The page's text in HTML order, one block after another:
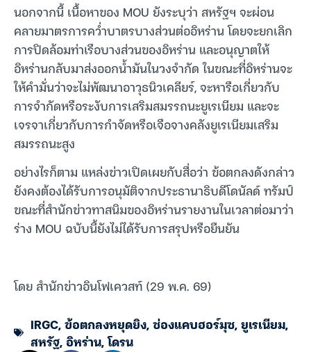
นอกจากนี้ เนื้อหาของ MOU ยังระบุว่า สหรัฐฯ จะผ่อน
คลายมาตรการคว่ำบาตรบางส่วนต่ออิหร่าน โดยจะยกเลิก
การปิดล้อมท่าเรือบางส่วนของอิหร่าน และอนุญาตให้
อิหร่านกลับมาส่งออกน้ำมันในวงจำกัด ในขณะที่อิหร่านจะ
ให้คำมั่นว่าจะไม่พัฒนาอาวุธนิวเคลียร์, จะหารือเกี่ยวกับ
การจำกัดหรือระงับการเสริมสมรรถนะยูเรเนียม และจะ
เจรจาเกี่ยวกับการกำจัดหรือเจือจางคลังยูเรเนียมเสริม
สมรรถนะสูง
อย่างไรก็ตาม แหล่งข่าวเปิดเผยกับสื่อว่า ข้อตกลงดังกล่าว
ยังคงต้องได้รับการอนุมัติจากประธานาธิบดีโดนัลด์ ทรัมป์
ขณะที่สำนักข่าวทาสนิมของอิหร่านรายงานในเวลาต่อมาว่า
ร่าง MOU ฉบับนี้ยังไม่ได้รับการสรุปหรือยืนยัน
โดย สำนักข่าวอินโฟเควสท์ (29 พ.ค. 69)
IRGC,ข้อตกลงหยุดยิง,ช่องแคบฮอร์มุซ,ยูเรเนียม,
สหรัฐ,อิหร่าน,โดรน